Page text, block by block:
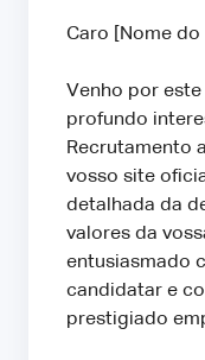
Caro [Nome
Venho por
profundo
Recrutamento
vosso site
detalhada da
valores da
entusiasmado
candidatar e
prestigiado